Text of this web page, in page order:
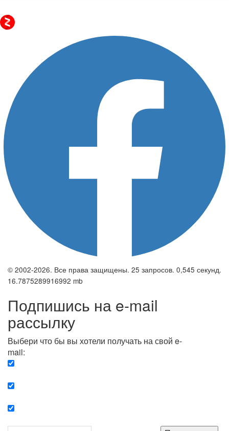
© 2002-2026. Все права защищены. 25 запросов. 0,545 секунд.
16.7875289916992 mb
Подпишись на e-mail
рассылку
Выбери что бы вы хотели получать на свой e-
mail: